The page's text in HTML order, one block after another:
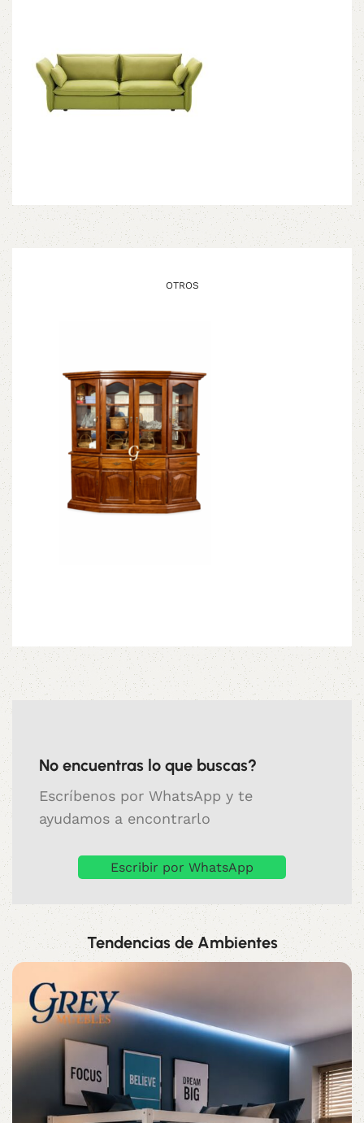
OTROS
No encuentras lo que buscas?
Escríbenos por WhatsApp y te
ayudamos a encontrarlo
Escribir por WhatsApp
Tendencias de Ambientes